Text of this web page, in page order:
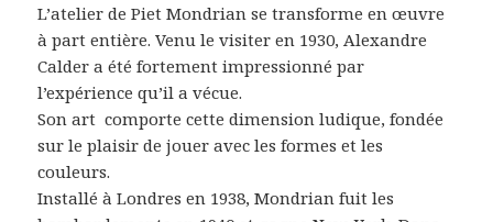
L’atelier de Piet Mondrian se transforme en œuvre
à part entière. Venu le visiter en 1930, Alexandre
Calder a été fortement impressionné par
l’expérience qu’il a vécue.
Son art comporte cette dimension ludique, fondée
sur le plaisir de jouer avec les formes et les
couleurs.
Installé à Londres en 1938, Mondrian fuit les